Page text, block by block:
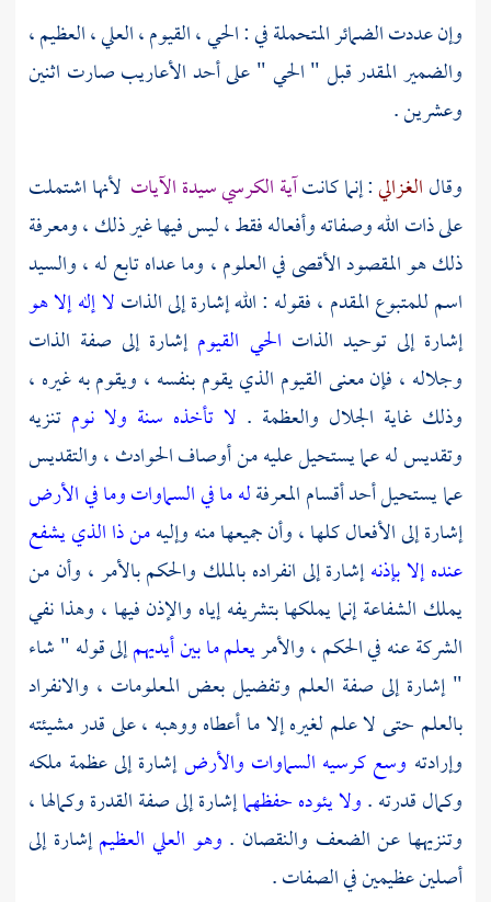
وإن عددت الضمائر المتحملة في : الحي ، القيوم ، العلي ، العظيم ،
والضمير المقدر قبل " الحي " على أحد الأعاريب صارت اثنين
وعشرين .
وقالالغزالي: إنما كانتآية الكرسي سيدة الآيات لأنها اشتملت
على ذات الله وصفاته وأفعاله فقط ، ليس فيها غير ذلك ، ومعرفة
ذلك هو المقصود الأقصى في العلوم ، وما عداه تابع له ، والسيد
اسم للمتبوع المقدم ، فقوله : الله إشارة إلى الذاتلا إله إلا هو
إشارة إلى توحيد الذات الحي القيومإشارة إلى صفة الذات
وجلاله ، فإن معنى القيوم الذي يقوم بنفسه ، ويقوم به غيره ،
وذلك غاية الجلال والعظمة . لا تأخذه سنة ولا نوم تنزيه
وتقديس له عما يستحيل عليه من أوصاف الحوادث ، والتقديس
عما يستحيل أحد أقسام المعرفةله ما في السماوات وما في الأرض
إشارة إلى الأفعال كلها ، وأن جميعها منه وإليهمن ذا الذي يشفع
عنده إلا بإذنهإشارة إلى انفراده بالملك والحكم بالأمر ، وأن من
يملك الشفاعة إنما يملكها بتشريفه إياه والإذن فيها ، وهذا نفي
الشركة عنه في الحكم ، والأمريعلم ما بين أيديهمإلى قوله " شاء
" إشارة إلى صفة العلم وتفضيل بعض المعلومات ، والانفراد
بالعلم حتى لا علم لغيره إلا ما أعطاه ووهبه ، على قدر مشيئته
وإرادته وسع كرسيه السماوات والأرضإشارة إلى عظمة ملكه
وكمال قدرته .ولا يئوده حفظهماإشارة إلى صفة القدرة وكمالها ،
وتنزيهها عن الضعف والنقصان . وهو العلي العظيمإشارة إلى
أصلين عظيمين في الصفات .